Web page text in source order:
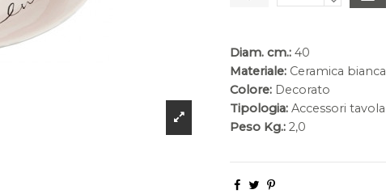
Diam. cm.: 40
Materiale: Ceramica bianca
Colore: Decorato
Tipologia: Accessori tavola
Peso Kg.: 2,0